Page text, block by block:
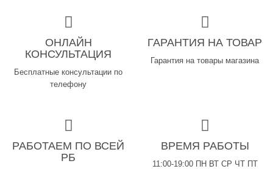
ОНЛАЙН
КОНСУЛЬТАЦИЯ
Бесплатные консультации по
телефону
ГАРАНТИЯ НА ТОВАР
Гарантия на товары магазина
РАБОТАЕМ ПО ВСЕЙ
РБ
ВРЕМЯ РАБОТЫ
11:00-19:00 ПН ВТ СР ЧТ ПТ